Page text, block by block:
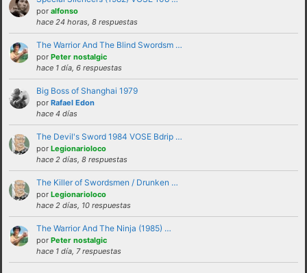
solucionadas en privado y no haciendo
partícipes al resto de personas del foro.
No revelar ni hacer público en el foro la
identidad o datos personales de ningún
participante sin su consentimiento, como por
ejemplo direcciones de email, ip’s externas,
etc
No enviar a los foros mensajes repetitivos
En el Lenguaje web, escribir con letras
mayusculas equivale a gritar, si no es esa su
intención sugerimos que lo evite.
Cualquier usuario que altere el buen
funcionamiento del foro mediante reiteradas
quejas, desprecio a los moderadores y/o a la
administración o las normas de uso del foro
por alfonso
hace 24 horas, 8 respuestas
The Warrior And The Blind Swordsm …
por Peter nostalgic
hace 1 día, 6 respuestas
Big Boss of Shanghai 1979
por Rafael Edon
hace 4 días
The Devil's Sword 1984 VOSE Bdrip …
por Legionarioloco
hace 2 días, 8 respuestas
The Killer of Swordsmen / Drunken …
por Legionarioloco
hace 2 días, 10 respuestas
The Warrior And The Ninja (1985) …
por Peter nostalgic
hace 1 día, 7 respuestas